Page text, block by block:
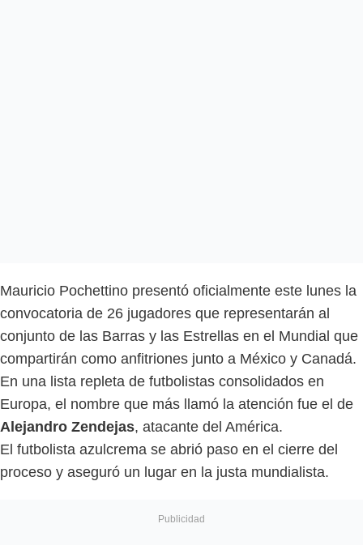
Mauricio Pochettino presentó oficialmente este lunes la
convocatoria de 26 jugadores que representarán al
conjunto de las Barras y las Estrellas en el Mundial que
compartirán como anfitriones junto a México y Canadá.
En una lista repleta de futbolistas consolidados en
Europa, el nombre que más llamó la atención fue el de
Alejandro Zendejas, atacante del América.
El futbolista azulcrema se abrió paso en el cierre del
proceso y aseguró un lugar en la justa mundialista.